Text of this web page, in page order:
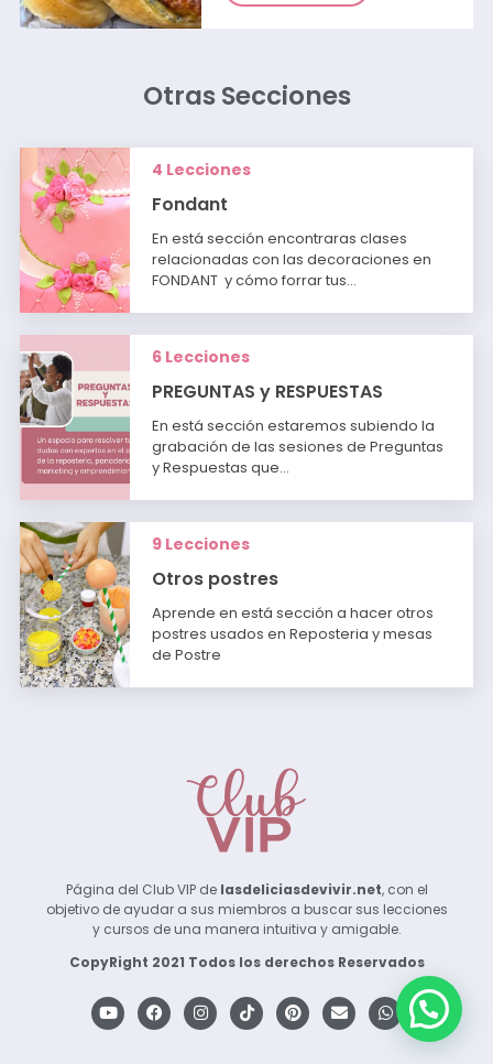
Otras Secciones
4 Lecciones
Fondant
En está sección encontraras clases
relacionadas con las decoraciones en
FONDANT y cómo forrar tus…
6 Lecciones
PREGUNTAS y RESPUESTAS
En está sección estaremos subiendo la
grabación de las sesiones de Preguntas
y Respuestas que…
9 Lecciones
Otros postres
Aprende en está sección a hacer otros
postres usados en Reposteria y mesas
de Postre
Página del Club VIP de lasdeliciasdevivir.net, con el
objetivo de ayudar a sus miembros a buscar sus lecciones
y cursos de una manera intuitiva y amigable.
CopyRight 2021 Todos los derechos Reservados